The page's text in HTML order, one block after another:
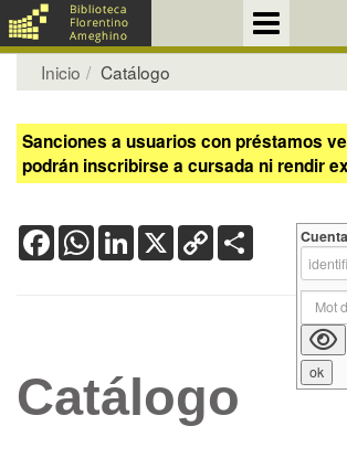
Inicio Catálogo
Sanciones a usuarios con préstamos
podrán inscribirse a cursada ni rendir
FacebookWhatsApp
LinkedIn
X Copy
Link
Catálogo